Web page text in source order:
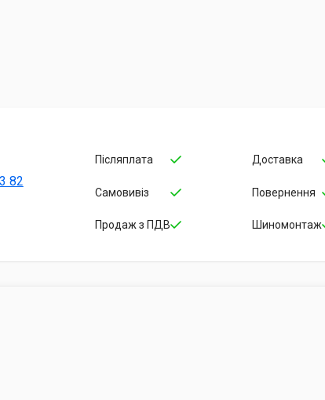
82
Післяплата
Самовивіз
Продаж з ПДВ
Доставка
Повернення
Шиномонтаж